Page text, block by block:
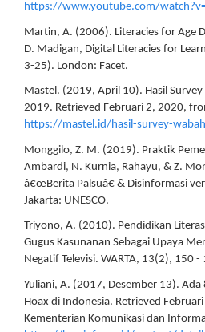
https://www.youtube.com/
Martin, A. (2006). Literacies for Age
D. Madigan, Digital Literacies for
3-25). London: Facet.
Mastel. (2019, April 10). Hasil Survey
2019. Retrieved Februari 2, 2020,
https://mastel.id/hasil-survey-
Monggilo, Z. M. (2019). Praktik
Ambardi, N. Kurnia, Rahayu, & Z.
â€œBerita Palsuâ€ & Disinformasi
Jakarta: UNESCO.
Triyono, A. (2010). Pendidikan
Gugus Kasunanan Sebagai Upaya
Negatif Televisi. WARTA, 13(2), 150 -
Yuliani, A. (2017, Desember 13).
Hoax di Indonesia. Retrieved
Kementerian Komunikasi dan